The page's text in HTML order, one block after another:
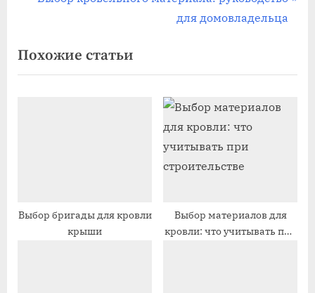
ы
д
п
д
у
п
для домовладельца
Похожие статьи
Выбор бригады для кровли
крыши
Выбор материалов для
кровли: что учитывать при